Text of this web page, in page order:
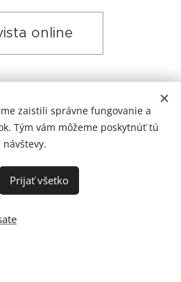
online
zaistili správne fungovanie a
Tým vám môžeme poskytnúť tú
Prijať všetko